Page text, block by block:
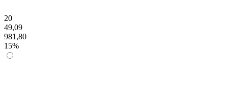
20
49,09
981,80
15%